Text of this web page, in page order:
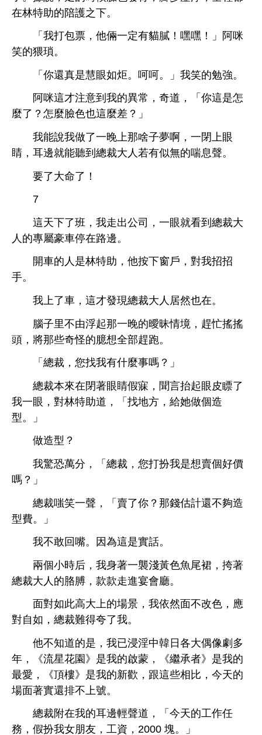
林特助
陪護之
。
「
打包票， 倆 定
貓膩！嘿嘿！」阿咪
笑
猥瑣。
「
還真 慧 如炬。呵呵。」 笑 勉
。
阿咪
才注 到 異常，奇
，「
麼
？ 麼 也
麼差？」
能
啥子 啊，
閉
睛，
邊就能 到總裁 若 似無 喘息
。
命
！
7
班，
公司， 就
到總裁
專屬豪
邊。
林特助，
按 戶，對
招招
。
，
才 現總裁 居然也
。
子里
由浮起 曖昧
境，趕忙搖搖
，將
些奇怪 臆 全部趕
。
「總裁，您
什麼事嗎？」
總裁本
閉著 睛假寐，聞言抬起
皮瞟
，對林特助
，「 方，
個造
型。」
造型？
驚恐萬分，「總裁，您打扮
賣個好價
嗎？」
總裁嗤笑
，「賣 ？ 估計還
夠造
型費。」
敢回嘴。因為
實話。
兩個
后， 著 襲
魚尾裙，挎著
總裁
胳膊，款款 宴
。
面對如此
景， 依然面 改
，應
對自如，總裁難得夸
。
，
已浸淫 韓 各
偶像劇
，《流
園》
啟蒙，《繼承者》
最
，《頂 》 ，跟
些相比，今
面著實還排
號。
總裁附
邊 ，「今
作任
務，假扮
女朋友， 資，2000 塊。」